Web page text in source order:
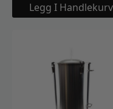
Legg I Handlekurv